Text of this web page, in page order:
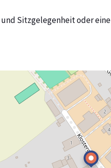
und Sitzgelegenheit oder